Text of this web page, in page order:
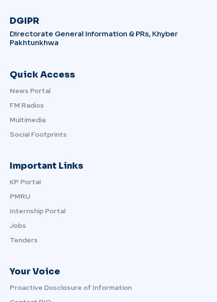
DGIPR
Directorate General Information & PRs, Khyber
Pakhtunkhwa
Quick Access
News Portal
FM Radios
Multimedia
Social Footprints
Important Links
KP Portal
PMRU
Internship Portal
Jobs
Tenders
Your Voice
Proactive Dosclosure of Information